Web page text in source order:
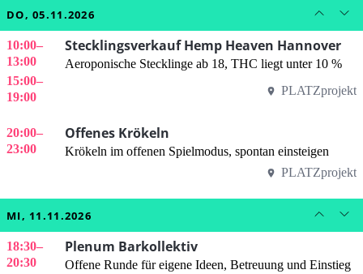
DO, 05.11.2026
10:00–
13:00
15:00–
19:00
Stecklingsverkauf Hemp Heaven Hannover
Aeroponische Stecklinge ab 18, THC liegt unter 10 %
PLATZprojekt
20:00–
23:00
Offenes Krökeln
Krökeln im offenen Spielmodus, spontan einsteigen
PLATZprojekt
MI, 11.11.2026
18:30–
20:30
Plenum Barkollektiv
Offene Runde für eigene Ideen, Betreuung und Einstieg